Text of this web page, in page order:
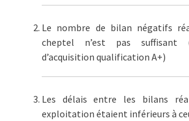
Le nombre de bilan négatifs
cheptel n’est pas suffisant
d’acquisition qualification A+)
Les délais entre les bilans
exploitation étaient inférieurs à